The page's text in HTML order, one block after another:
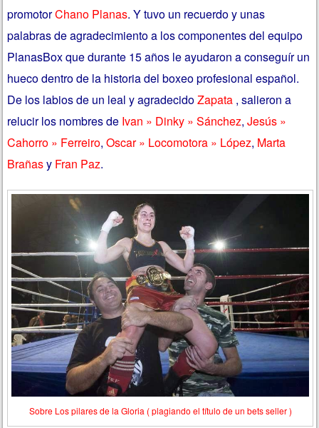
promotorChano Planas. Y tuvo un recuerdo y unas
palabras de agradecimiento a los componentes del equipo
PlanasBox que durante 15 años le ayudaron a conseguír un
hueco dentro de la historia del boxeo profesional español.
De los labios de un leal y agradecidoZapata , salieron a
relucir los nombres de Ivan » Dinky » Sánchez, Jesús »
Cahorro » Ferreiro, Oscar » Locomotora » López, Marta
Brañasy Fran Paz.
Sobre Los pilares de la Gloria ( plagiando el título de un bets seller )